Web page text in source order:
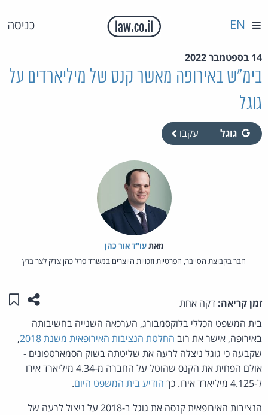
כניסה EN
14 בספטמבר 2022
בימ"ש באירופה מאשר קנס של מיליארדים על
גוגל
גוגל עקבו
מאת‏עו"ד אור כהן
חבר בקבוצת הסייבר, הפרטיות וזכויות היוצרים במשרד פרל כהן צדק לצר ברץ
זמן קריאה: דקה אחת שתפו
בית המשפט הכללי בלוקסמבורג, הערכאה השנייה בחשיבותה
באירופה, אישר את רוב החלטת הנציבות האירופאית משנת 2018
,
שקבעה כי גוגל ניצלה לרעה את שליטתה בשוק הסמארטפונים -
אולם הפחית את הקנס שהוטל על החברה מ-4.34 מיליארד אירו
ל-4.125 מיליארד אירו. כך
הודיע בית המשפט היום.
הנציבות האירופאית קנסה את גוגל ב-2018 על ניצול לרעה של